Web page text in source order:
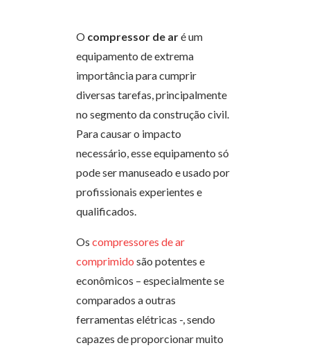
O compressor de aré um
equipamento de extrema
importância para cumprir
diversas tarefas, principalmente
no segmento da construção civil.
Para causar o impacto
necessário, esse equipamento só
pode ser manuseado e usado por
profissionais experientes e
qualificados.
Os compressores de ar
comprimido são potentes e
econômicos – especialmente se
comparados a outras
ferramentas elétricas -, sendo
capazes de proporcionar muito